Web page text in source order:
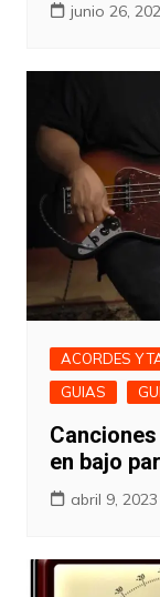
junio 26,
ACORDES Y
GUIAS
en bajo
abril 9, 2023